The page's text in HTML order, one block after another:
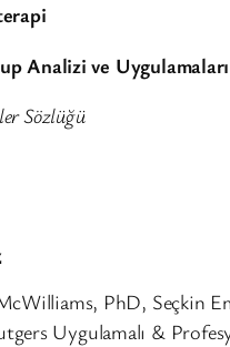
Analizi ve Uygulamaları
Sözlüğü
PhD, Seçkin
Uygulamalı &